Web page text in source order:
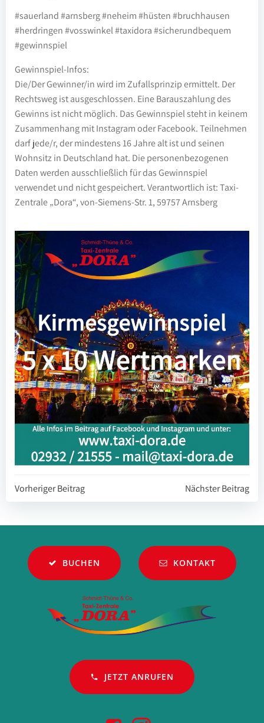
#sauerland #arnsberg #neheim #hüsten #bruchhausen
#herdringen #vosswinkel #taxidora #sicherundbequem
#gewinnspiel
Gewinnspiel-Infos:
Die/Der Gewinner/in wird im Zufallsprinzip ermittelt. Der
Rechtsweg ist ausgeschlossen. Eine Barauszahlung des
Gewinns ist nicht möglich. Das Gewinnspiel steht in keinem
Zusammenhang mit Instagram oder Facebook. Teilnehmen
darf jede/r, der mindestens 16 Jahre alt ist und seinen
Wohnsitz in Deutschland hat. Die personenbezogenen
Daten werden ausschließlich für das Gewinnspiel
verwendet und nicht gespeichert. Verantwortlich ist: Taxi-
Zentrale „Dora“, von-Siemens-Str. 1, 59757 Arnsberg
Beitragsnavigation
Vorheriger Beitrag Nächster Beitrag
BUCHEN KONTAKT
JETZT ANRUFEN